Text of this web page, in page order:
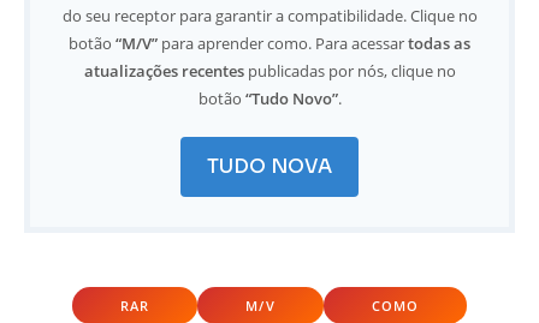
do seu receptor para garantir a compatibilidade. Clique no
botão “M/V” para aprender como. Para acessartodas as
atualizações recentespublicadas por nós, clique no
botão “Tudo Novo”.
TUDO NOVA
RAR M/V COMO